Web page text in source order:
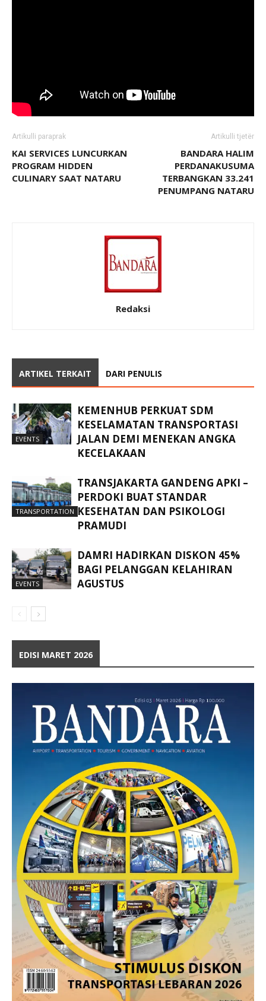
Artikulli paraprak
KAI SERVICES LUNCURKAN
PROGRAM HIDDEN
CULINARY SAAT NATARU
Artikulli tjetër
BANDARA HALIM
PERDANAKUSUMA
TERBANGKAN 33.241
PENUMPANG NATARU
Redaksi
ARTIKEL TERKAIT DARI PENULIS
EVENTS
KEMENHUB PERKUAT SDM
KESELAMATAN TRANSPORTASI
JALAN DEMI MENEKAN ANGKA
KECELAKAAN
TRANSPORTATION
TRANSJAKARTA GANDENG APKI –
PERDOKI BUAT STANDAR
KESEHATAN DAN PSIKOLOGI
PRAMUDI
EVENTS
DAMRI HADIRKAN DISKON 45%
BAGI PELANGGAN KELAHIRAN
AGUSTUS
EDISI MARET 2026